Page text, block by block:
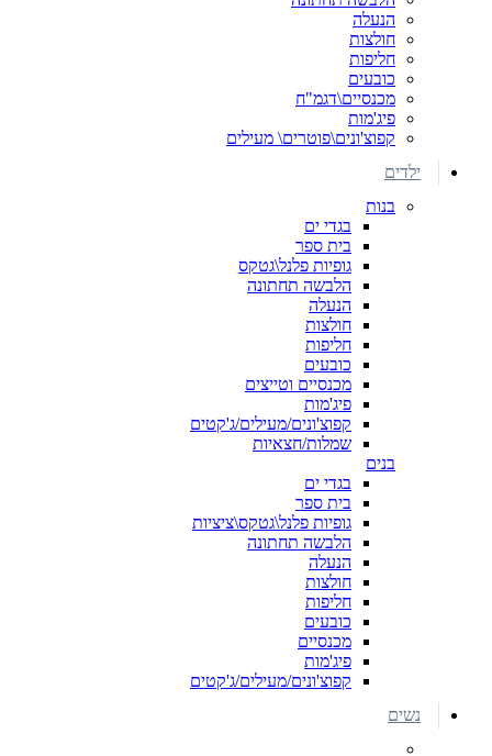
הנעלה
חולצות
חליפות
כובעים
מכנסיים\דגמ"ח
פיג'מות
קפוצ'ונים\פוטרים\ מעילים
ילדים
בנות
בגדי ים
בית ספר
גופיות פלנל\גטקס
הלבשה תחתונה
הנעלה
חולצות
חליפות
כובעים
מכנסיים וטייצים
פיג'מות
קפוצ'ונים/מעילים/ג'קטים
שמלות/חצאיות
בנים
בגדי ים
בית ספר
גופיות פלנל\גטקס\ציציות
הלבשה תחתונה
הנעלה
חולצות
חליפות
כובעים
מכנסיים
פיג'מות
קפוצ'ונים/מעילים/ג'קטים
נשים